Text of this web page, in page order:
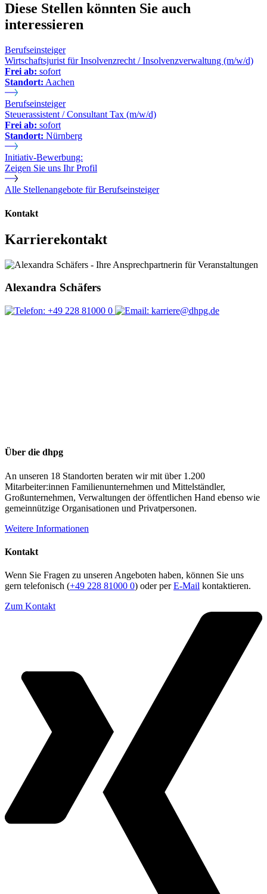
Diese Stellen könnten Sie auch
interessieren
Berufseinsteiger
Wirtschaftsjurist für Insolvenzrecht / Insolvenzverwaltung (m/w/d)
Frei ab: sofort
Standort: Aachen
Berufseinsteiger
Steuerassistent / Consultant Tax (m/w/d)
Frei ab: sofort
Standort: Nürnberg
Initiativ-Bewerbung:
Zeigen Sie uns Ihr Profil
Alle Stellenangebote für Berufseinsteiger
Kontakt
Karrierekontakt
Alexandra Schäfers
+49 228 81000 0 karriere@dhpg.de
Über die dhpg
An unseren 18 Standorten beraten wir mit über 1.200
Mitarbeiter:innen Familienunternehmen und Mittelständler,
Großunternehmen, Verwaltungen der öffentlichen Hand ebenso wie
gemeinnützige Organisationen und Privatpersonen.
Weitere Informationen
Kontakt
Wenn Sie Fragen zu unseren Angeboten haben, können Sie uns
gern telefonisch (+49 228 81000 0) oder perE-Mail kontaktieren.
Zum Kontakt